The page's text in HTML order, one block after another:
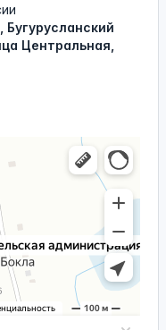
Бугурусланский
Центральная,